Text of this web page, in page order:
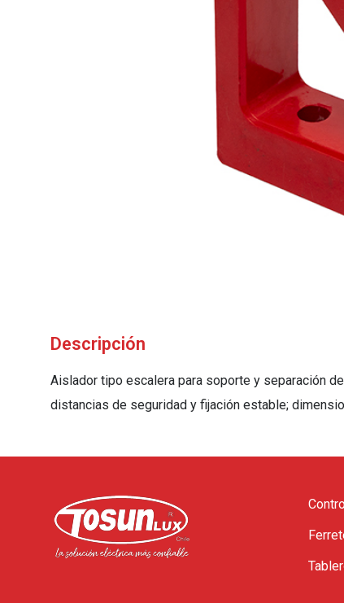
Descripción
Aislador tipo escalera para soporte y separación
distancias de seguridad y fijación estable;